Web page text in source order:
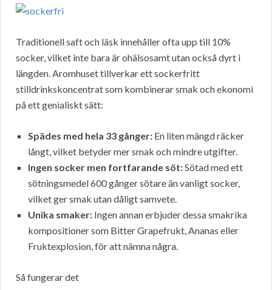
Traditionell saft och läsk innehåller ofta upp till 10%
socker, vilket inte bara är ohälsosamt utan också dyrt i
längden. Aromhuset tillverkar ett sockerfritt
stilldrinkskoncentrat som kombinerar smak och ekonomi
på ett genialiskt sätt:
Spädes med hela 33 gånger: En liten mängd räcker
långt, vilket betyder mer smak och mindre utgifter.
Ingen socker men fortfarande söt:Sötad med ett
sötningsmedel 600 gånger sötare än vanligt socker,
vilket ger smak utan dåligt samvete.
Unika smaker: Ingen annan erbjuder dessa smakrika
kompositioner som Bitter Grapefrukt, Ananas eller
Fruktexplosion, för att nämna några.
Så fungerar det